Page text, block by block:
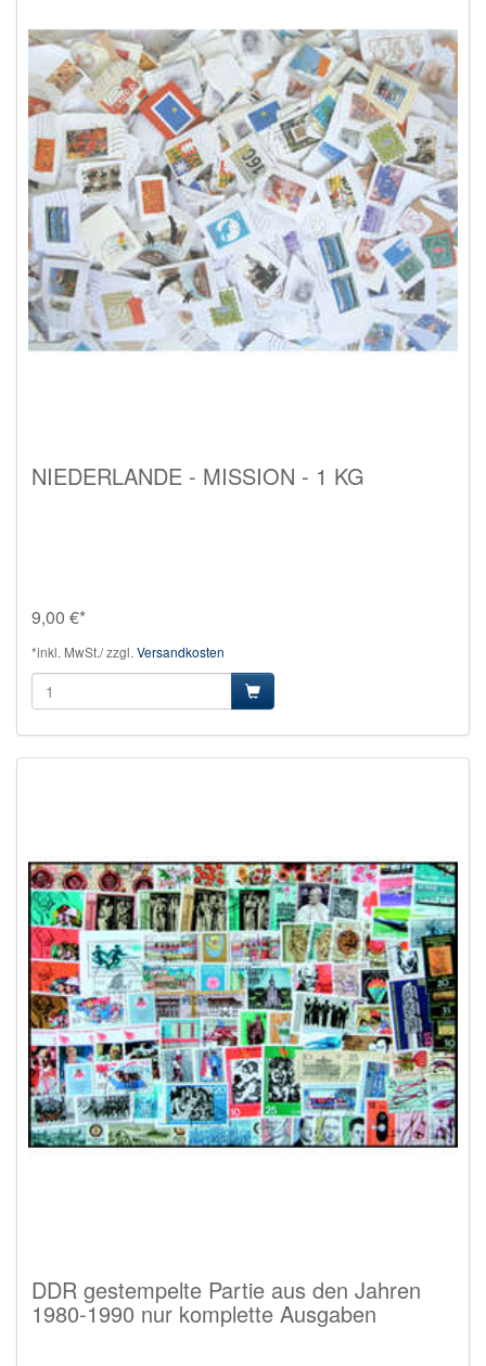
NIEDERLANDE - MISSION - 1 KG
9,00 €*
*inkl. MwSt./ zzgl. Versandkosten
DDR gestempelte Partie aus den Jahren
1980-1990 nur komplette Ausgaben